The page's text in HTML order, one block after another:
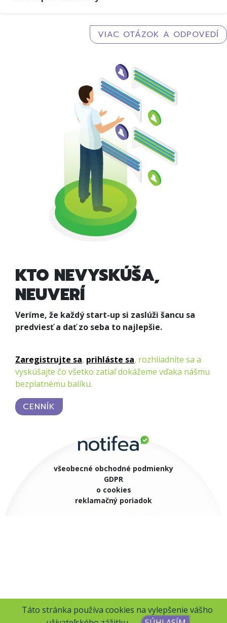
VIAC OTÁZOK A ODPOVEDÍ
KTO NEVYSKÚŠA,
NEUVERÍ
Veríme, že každý start-up si zaslúži šancu sa
predviesť a dať zo seba to najlepšie.
Zaregistrujte sa, prihláste sa, rozhliadnite sa a
vyskúšajte čo všetko zatiaľ dokážeme vďaka nášmu
bezplatnému balíku.
CENNÍK
všeobecné obchodné podmienky
GDPR
o cookies
reklamačný poriadok
Táto stránka používa cookies na vylepšenie vášho